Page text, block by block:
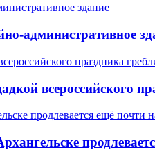
административное
всероссийского